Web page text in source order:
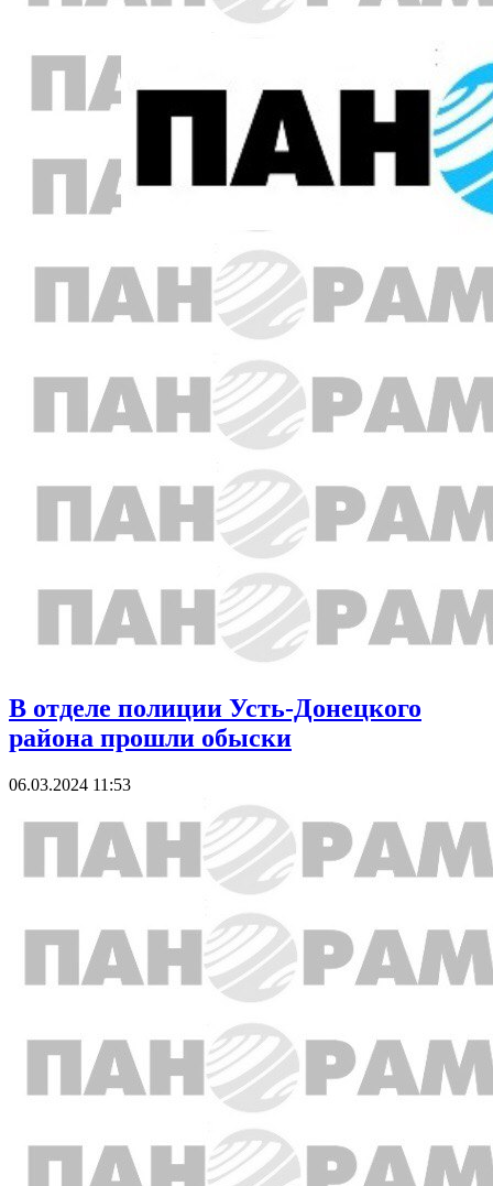
В отделе полиции Усть-Донецкого
района прошли обыски
06.03.2024 11:53